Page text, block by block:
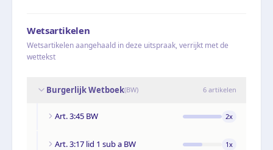
Wetsartikelen
Wetsartikelen aangehaald in deze uitspraak, verrijkt met de
wettekst
Burgerlijk Wetboek(BW) 6 artikelen
Art. 3:45 BW 2x
Art. 3:17 lid 1 sub a BW 1x